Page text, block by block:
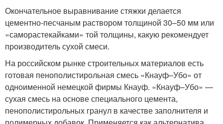
Окончательное выравнивание стяжки делается
цементно-песчаным раствором толщиной 30–50 мм или
«саморастекайками» той толщины, какую рекомендует
производитель сухой смеси.
На российском рынке строительных материалов есть
готовая пенополистирольная смесь «Кнауф–Убо» от
одноименной немецкой фирмы Кнауф. «Кнауф–Убо» —
сухая смесь на основе специального цемента,
пенополистирольных гранул в качестве заполнителя и